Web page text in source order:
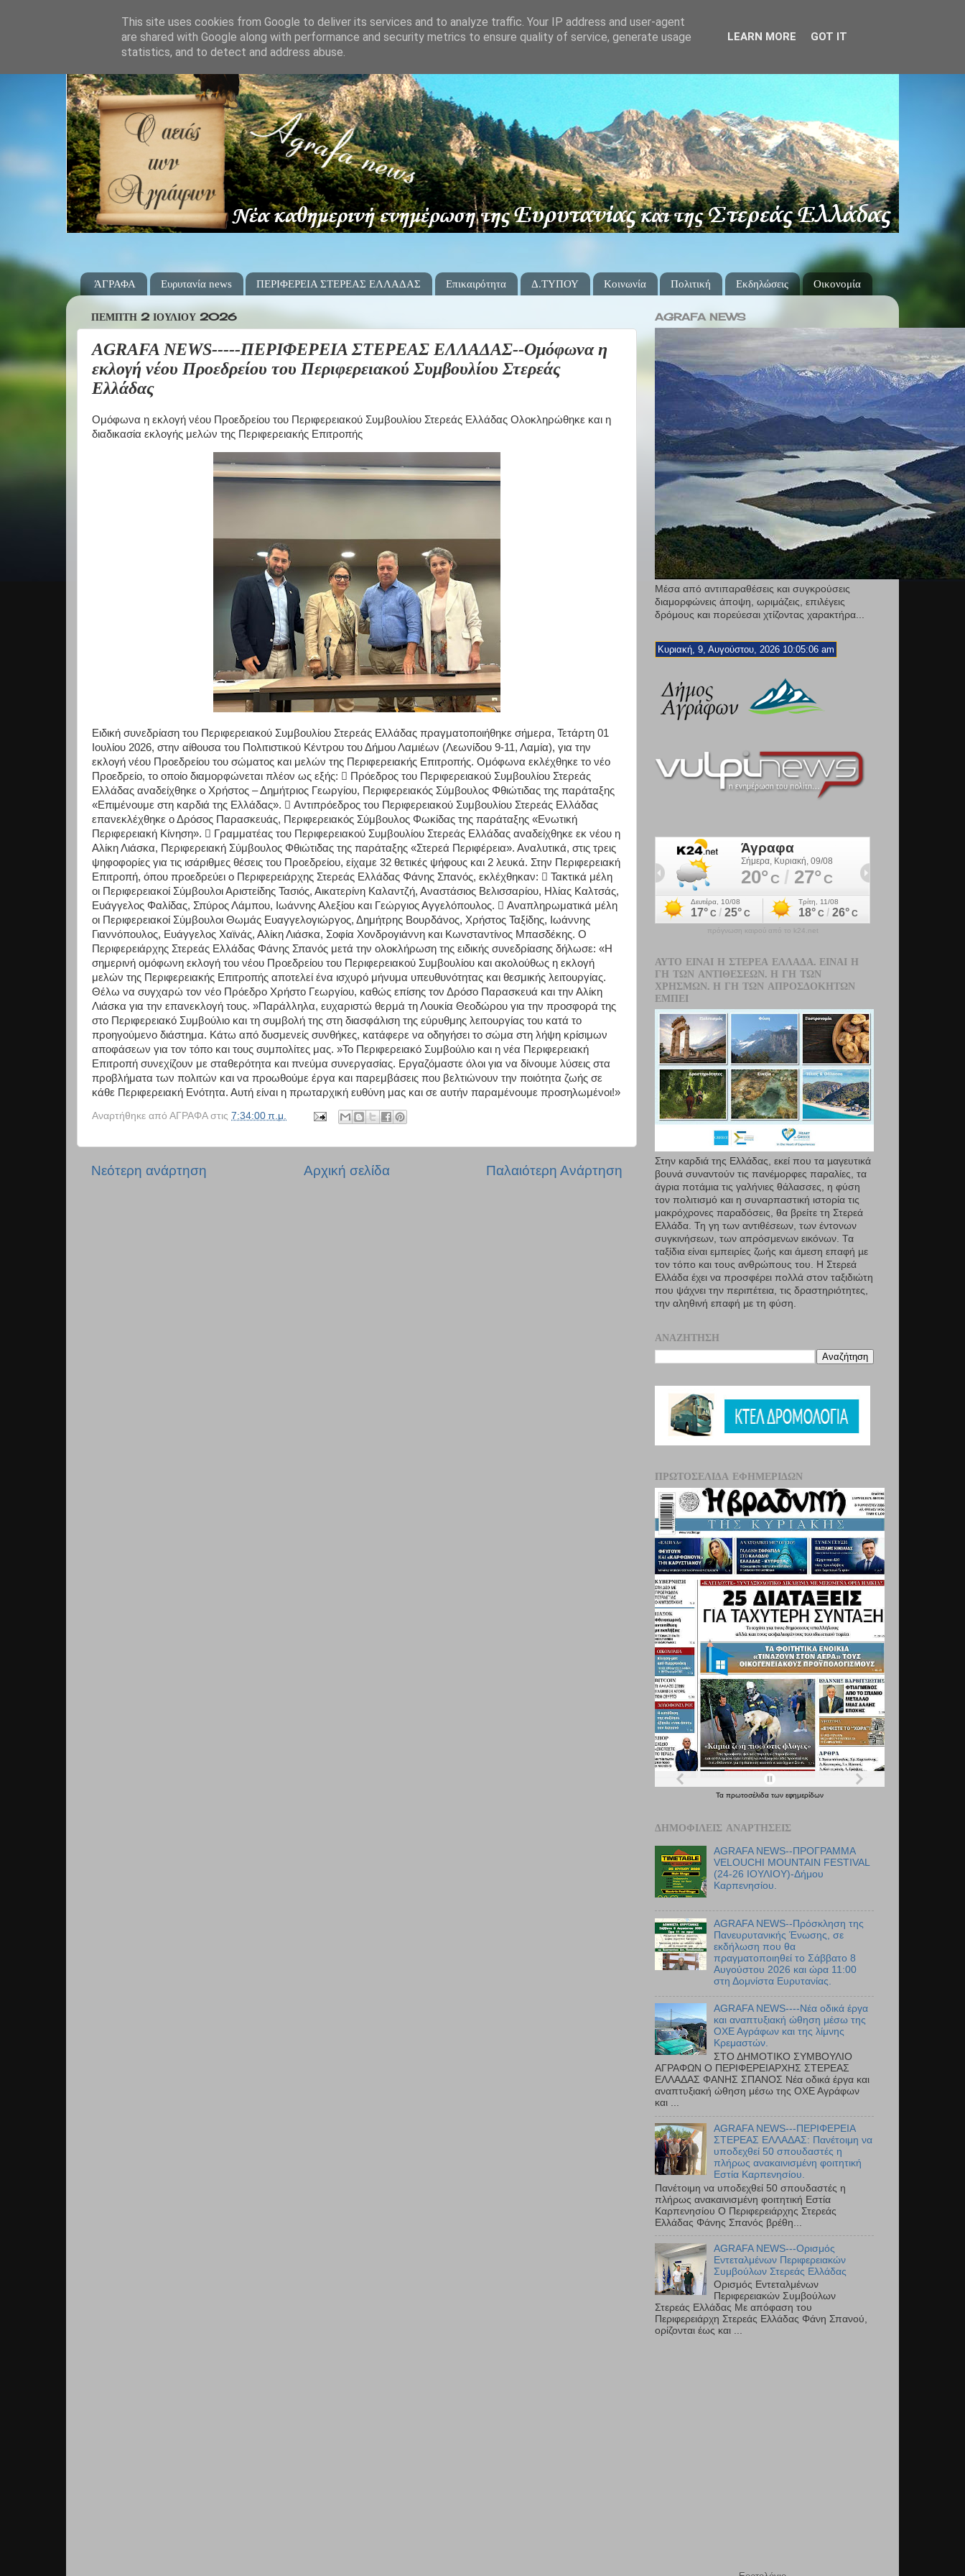
ΆΓΡΑΦΑ Ευρυτανία news ΠΕΡΙΦΕΡΕΙΑ ΣΤΕΡΕΑΣ ΕΛΛΑΔΑΣ Επικαιρότητα Δ.ΤΥΠΟΥ Κοινωνία Πολιτική Εκδηλώσεις Οικονομία
ΠΈΜΠΤΗ 2 ΙΟΥΛΊΟΥ 2026
AGRAFA NEWS-----ΠΕΡΙΦΕΡΕΙΑ ΣΤΕΡΕΑΣ ΕΛΛΑΔΑΣ--Ομόφωνα η
εκλογή νέου Προεδρείου του Περιφερειακού Συμβουλίου Στερεάς
Ελλάδας
Ομόφωνα η εκλογή νέου Προεδρείου του Περιφερειακού Συμβουλίου Στερεάς Ελλάδας Ολοκληρώθηκε και η
διαδικασία εκλογής μελών της Περιφερειακής Επιτροπής
Ειδική συνεδρίαση του Περιφερειακού Συμβουλίου Στερεάς Ελλάδας πραγματοποιήθηκε σήμερα, Τετάρτη 01
Ιουλίου 2026, στην αίθουσα του Πολιτιστικού Κέντρου του Δήμου Λαμιέων (Λεωνίδου 9-11, Λαμία), για την
εκλογή νέου Προεδρείου του σώματος και μελών της Περιφερειακής Επιτροπής. Ομόφωνα εκλέχθηκε το νέο
Προεδρείο, το οποίο διαμορφώνεται πλέον ως εξής:  Πρόεδρος του Περιφερειακού Συμβουλίου Στερεάς
Ελλάδας αναδείχθηκε ο Χρήστος – Δημήτριος Γεωργίου, Περιφερειακός Σύμβουλος Φθιώτιδας της παράταξης
«Επιμένουμε στη καρδιά της Ελλάδας».  Αντιπρόεδρος του Περιφερειακού Συμβουλίου Στερεάς Ελλάδας
επανεκλέχθηκε ο Δρόσος Παρασκευάς, Περιφερειακός Σύμβουλος Φωκίδας της παράταξης «Ενωτική
Περιφερειακή Κίνηση».  Γραμματέας του Περιφερειακού Συμβουλίου Στερεάς Ελλάδας αναδείχθηκε εκ νέου η
Αλίκη Λιάσκα, Περιφερειακή Σύμβουλος Φθιώτιδας της παράταξης «Στερεά Περιφέρεια». Αναλυτικά, στις τρεις
ψηφοφορίες για τις ισάριθμες θέσεις του Προεδρείου, είχαμε 32 θετικές ψήφους και 2 λευκά. Στην Περιφερειακή
Επιτροπή, όπου προεδρεύει ο Περιφερειάρχης Στερεάς Ελλάδας Φάνης Σπανός, εκλέχθηκαν:  Τακτικά μέλη
οι Περιφερειακοί Σύμβουλοι Αριστείδης Τασιός, Αικατερίνη Καλαντζή, Αναστάσιος Βελισσαρίου, Ηλίας Καλτσάς,
Ευάγγελος Φαλίδας, Σπύρος Λάμπου, Ιωάννης Αλεξίου και Γεώργιος Αγγελόπουλος.  Αναπληρωματικά μέλη
οι Περιφερειακοί Σύμβουλοι Θωμάς Ευαγγελογιώργος, Δημήτρης Βουρδάνος, Χρήστος Ταξίδης, Ιωάννης
Γιαννόπουλος, Ευάγγελος Χαϊνάς, Αλίκη Λιάσκα, Σοφία Χονδρογιάννη και Κωνσταντίνος Μπασδέκης. Ο
Περιφερειάρχης Στερεάς Ελλάδας Φάνης Σπανός μετά την ολοκλήρωση της ειδικής συνεδρίασης δήλωσε: «Η
σημερινή ομόφωνη εκλογή του νέου Προεδρείου του Περιφερειακού Συμβουλίου και ακολούθως η εκλογή
μελών της Περιφερειακής Επιτροπής αποτελεί ένα ισχυρό μήνυμα υπευθυνότητας και θεσμικής λειτουργίας.
Θέλω να συγχαρώ τον νέο Πρόεδρο Χρήστο Γεωργίου, καθώς επίσης τον Δρόσο Παρασκευά και την Αλίκη
Λιάσκα για την επανεκλογή τους. »Παράλληλα, ευχαριστώ θερμά τη Λουκία Θεοδώρου για την προσφορά της
στο Περιφερειακό Συμβούλιο και τη συμβολή της στη διασφάλιση της εύρυθμης λειτουργίας του κατά το
προηγούμενο διάστημα. Κάτω από δυσμενείς συνθήκες, κατάφερε να οδηγήσει το σώμα στη λήψη κρίσιμων
αποφάσεων για τον τόπο και τους συμπολίτες μας. »Το Περιφερειακό Συμβούλιο και η νέα Περιφερειακή
Επιτροπή συνεχίζουν με σταθερότητα και πνεύμα συνεργασίας. Εργαζόμαστε όλοι για να δίνουμε λύσεις στα
προβλήματα των πολιτών και να προωθούμε έργα και παρεμβάσεις που βελτιώνουν την ποιότητα ζωής σε
κάθε Περιφερειακή Ενότητα. Αυτή είναι η πρωταρχική ευθύνη μας και σε αυτήν παραμένουμε προσηλωμένοι!»
Αναρτήθηκε από ΑΓΡΑΦΑ στις 7:34:00 π.μ.
Νεότερη ανάρτηση Παλαιότερη Ανάρτηση
Αρχική σελίδα
AGRAFA NEWS
Μέσα από αντιπαραθέσεις και συγκρούσεις
διαμορφώνεις άποψη, ωριμάζεις, επιλέγεις
δρόμους και πορεύεσαι χτίζοντας χαρακτήρα...
Κυριακή, 9, Αυγούστου, 2026 10:05:08 am
πρόγνωση καιρού από το k24.net
ΑΥΤΌ ΕΊΝΑΙ Η ΣΤΕΡΕΆ ΕΛΛΆΔΑ. ΕΊΝΑΙ Η
ΓΗ ΤΩΝ ΑΝΤΙΘΈΣΕΩΝ. Η ΓΗ ΤΩΝ
ΧΡΗΣΜΏΝ. Η ΓΗ ΤΩΝ ΑΠΡΟΣΔΌΚΗΤΩΝ
ΕΜΠΕΙ
Στην καρδιά της Ελλάδας, εκεί που τα µαγευτικά
βουνά συναντούν τις πανέμορφες παραλίες, τα
άγρια ποτάμια τις γαλήνιες θάλασσες, η φύση
τον πολιτισμό και η συναρπαστική ιστορία τις
μακρόχρονες παραδόσεις, θα βρείτε τη Στερεά
Ελλάδα. Τη γη των αντιθέσεων, των έντονων
συγκινήσεων, των απρόσμενων εικόνων. Τα
ταξίδια είναι εμπειρίες ζωής και άμεση επαφή µε
τον τόπο και τους ανθρώπους του. Η Στερεά
Ελλάδα έχει να προσφέρει πολλά στον ταξιδιώτη
που ψάχνει την περιπέτεια, τις δραστηριότητες,
την αληθινή επαφή µε τη φύση.
ΑΝΑΖΉΤΗΣΗ
ΠΡΩΤΟΣΈΛΙΔΑ ΕΦΗΜΕΡΊΔΩΝ
Τα πρωτοσέλιδα των εφημερίδων
ΔΗΜΟΦΙΛΕΊΣ ΑΝΑΡΤΉΣΕΙΣ
AGRAFA NEWS--ΠΡΟΓΡΑΜΜΑ
VELOUCHI MOUNTAIN FESTIVAL
(24-26 ΙΟΥΛΙΟΥ)-Δήμου
Καρπενησίου.
AGRAFA NEWS--Πρόσκληση της
Πανευρυτανικής Ένωσης, σε
εκδήλωση που θα
πραγματοποιηθεί το Σάββατο 8
Αυγούστου 2026 και ώρα 11:00
στη Δομνίστα Ευρυτανίας.
AGRAFA NEWS----Νέα οδικά έργα
και αναπτυξιακή ώθηση μέσω της
ΟΧΕ Αγράφων και της λίμνης
Κρεμαστών.
ΣΤΟ ΔΗΜΟΤΙΚΟ ΣΥΜΒΟΥΛΙΟ
ΑΓΡΑΦΩΝ Ο ΠΕΡΙΦΕΡΕΙΑΡΧΗΣ ΣΤΕΡΕΑΣ
ΕΛΛΑΔΑΣ ΦΑΝΗΣ ΣΠΑΝΟΣ Νέα οδικά έργα και
αναπτυξιακή ώθηση μέσω της ΟΧΕ Αγράφων
και ...
AGRAFA NEWS---ΠΕΡΙΦΕΡΕΙΑ
ΣΤΕΡΕΑΣ ΕΛΛΑΔΑΣ: Πανέτοιμη να
υποδεχθεί 50 σπουδαστές η
πλήρως ανακαινισμένη φοιτητική
Εστία Καρπενησίου.
Πανέτοιμη να υποδεχθεί 50 σπουδαστές η
πλήρως ανακαινισμένη φοιτητική Εστία
Καρπενησίου Ο Περιφερειάρχης Στερεάς
Ελλάδας Φάνης Σπανός βρέθη...
AGRAFA NEWS---Ορισμός
Εντεταλμένων Περιφερειακών
Συμβούλων Στερεάς Ελλάδας
Ορισμός Εντεταλμένων
Περιφερειακών Συμβούλων
Στερεάς Ελλάδας Με απόφαση του
Περιφερειάρχη Στερεάς Ελλάδας Φάνη Σπανού,
ορίζονται έως και ...
This site uses cookies from Google to deliver its services and to analyze traffic. Your IP address and user-agent
are shared with Google along with performance and security metrics to ensure quality of service, generate usage
statistics, and to detect and address abuse.
LEARN MORE GOT IT